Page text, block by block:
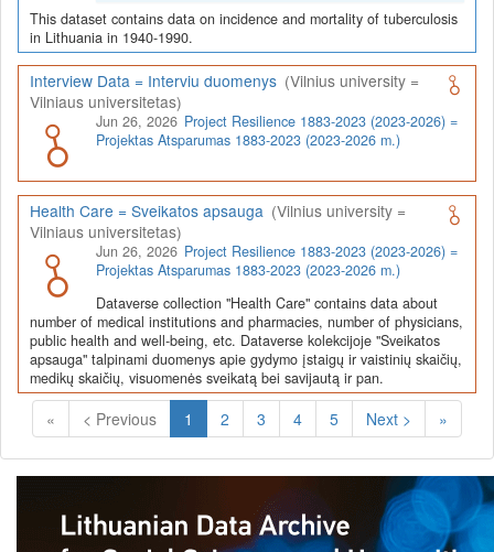
This dataset contains data on incidence and mortality of tuberculosis
in Lithuania in 1940-1990.
Interview Data = Interviu duomenys (Vilnius university =
Vilniaus universitetas)
Jun 26, 2026 Project Resilience 1883-2023 (2023-2026) =
Projektas Atsparumas 1883-2023 (2023-2026 m.)
Health Care = Sveikatos apsauga (Vilnius university =
Vilniaus universitetas)
Jun 26, 2026 Project Resilience 1883-2023 (2023-2026) =
Projektas Atsparumas 1883-2023 (2023-2026 m.)
Dataverse collection "Health Care" contains data about
number of medical institutions and pharmacies, number of physicians,
public health and well-being, etc. Dataverse kolekcijoje "Sveikatos
apsauga" talpinami duomenys apie gydymo įstaigų ir vaistinių skaičių,
medikų skaičių, visuomenės sveikatą bei savijautą ir pan.
« < Previous 1 (Current)
2 3 4 5 Next > »